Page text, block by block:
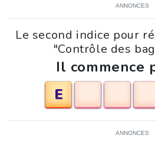
ANNONCES
Le second indice pour
"Contrôle des
Il commence
E
ANNONCES